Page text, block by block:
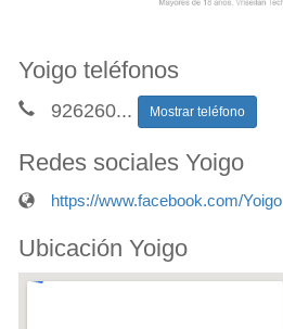
Yoigo teléfonos
926260... Mostrar teléfono
Redes sociales Yoigo
https://www.facebook.com/Yoigo
Ubicación Yoigo